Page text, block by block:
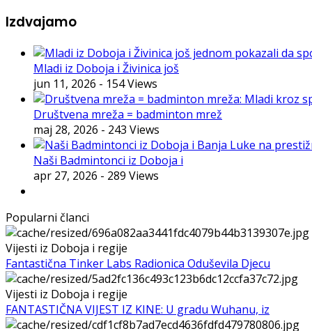
Izdvajamo
Mladi iz Doboja i Živinica još
jun 11, 2026 - 154 Views
Društvena mreža = badminton mrež
maj 28, 2026 - 243 Views
Naši Badmintonci iz Doboja i
apr 27, 2026 - 289 Views
Popularni članci
Vijesti iz Doboja i regije
Fantastična Tinker Labs Radionica Oduševila Djecu
Vijesti iz Doboja i regije
FANTASTIČNA VIJEST IZ KINE: U gradu Wuhanu, iz